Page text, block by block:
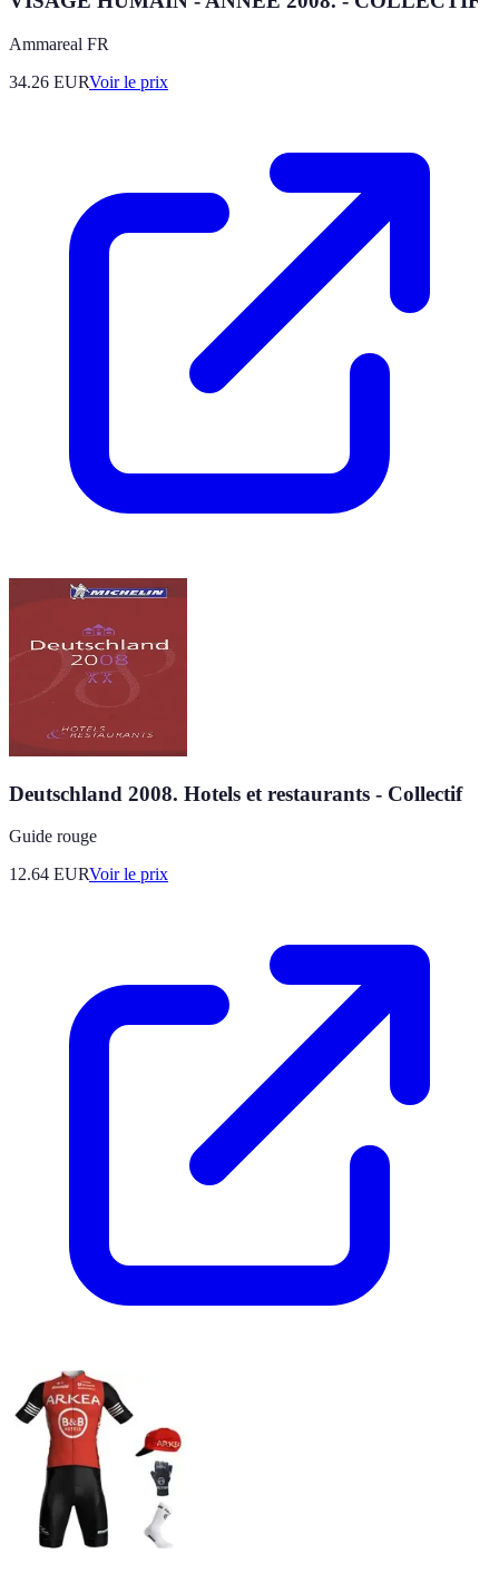
Ammareal FR
34.26 EURVoir le prix
Deutschland 2008. Hotels et restaurants - Collectif
Guide rouge
12.64 EURVoir le prix